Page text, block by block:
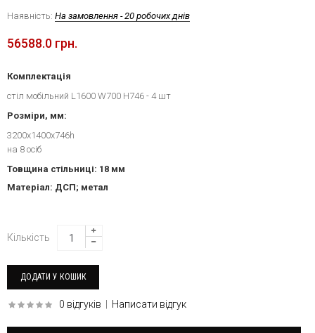
Наявність: На замовлення - 20 робочих днів
56588.0 грн.
Комплектація
стіл мобільний L1600 W700 H746 - 4 шт
Розміри, мм:
3200x1400x746h
на 8 осіб
Товщина стільниці: 18 мм
Матеріал: ДСП; метал
Кількість
0 відгуків Написати відгук